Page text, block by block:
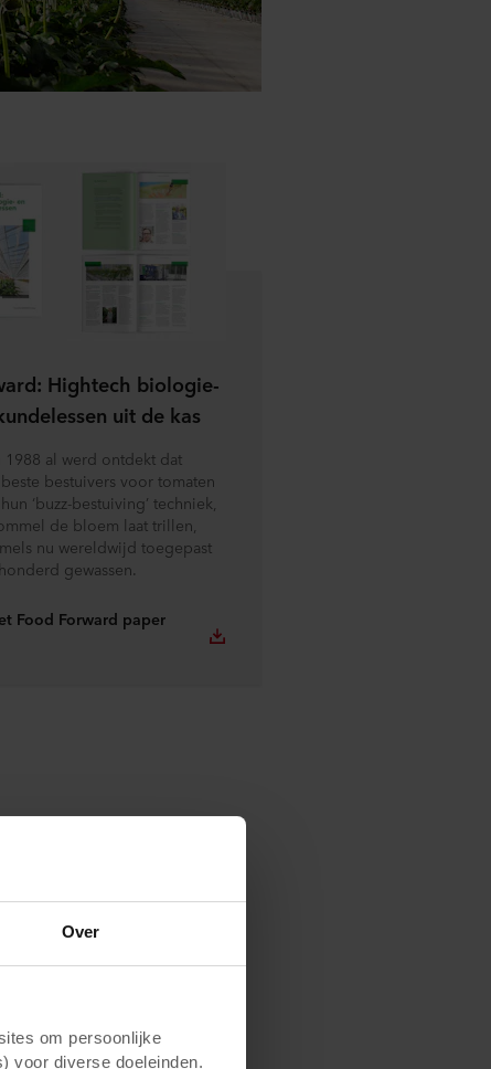
Over
om persoonlijke
voor diverse doeleinden.
Hightech biologie-
uit de kas
al werd ontdekt dat
bestuivers voor tomaten
‘buzz-bestuiving’ techniek,
de bloem laat trillen,
nu wereldwijd toegepast
gewassen.
Food Forward paper
vraag: hoe
duurzaam,
en de